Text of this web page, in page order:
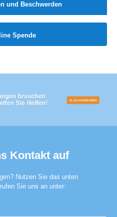
und Beschwerden
Spende
Kontakt auf
Nutzen Sie das unten
Sie uns an unter: